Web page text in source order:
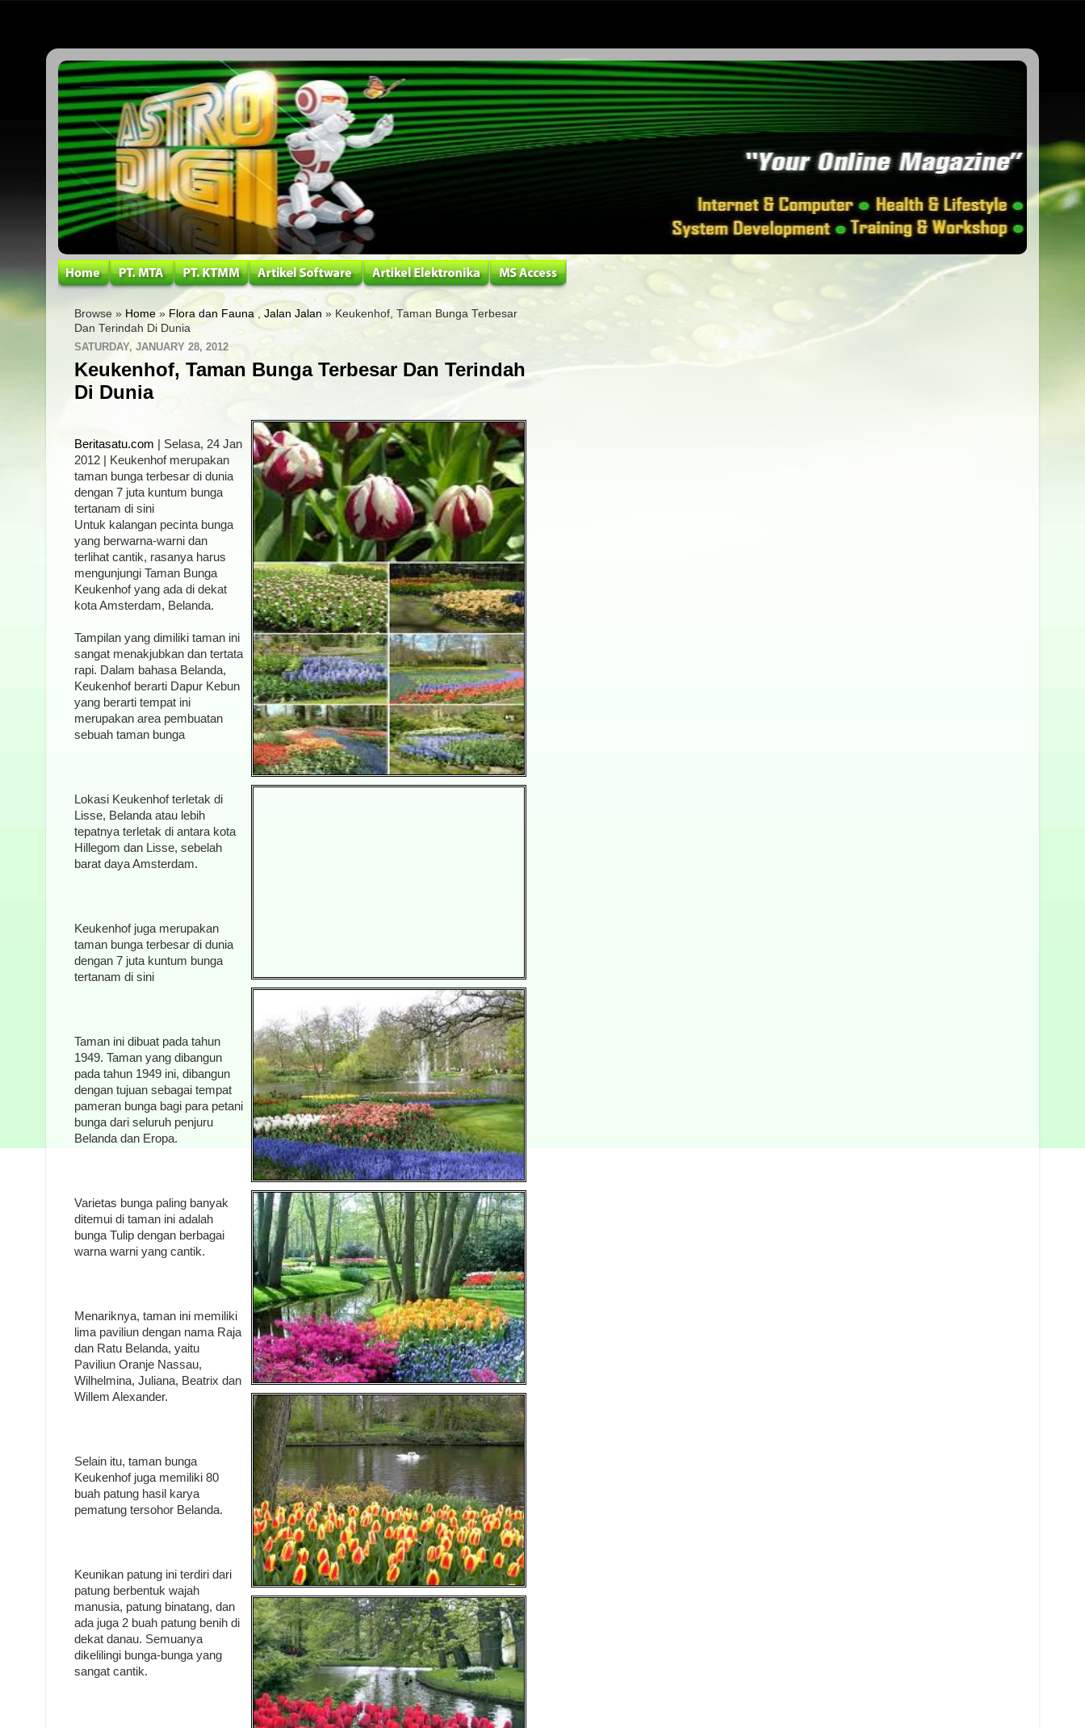
Browse » Home » Flora dan Fauna , Jalan Jalan » Keukenhof, Taman Bunga Terbesar
Dan Terindah Di Dunia
SATURDAY, JANUARY 28, 2012
Keukenhof, Taman Bunga Terbesar Dan Terindah
Di Dunia
Beritasatu.com | Selasa, 24 Jan
2012 | Keukenhof merupakan
taman bunga terbesar di dunia
dengan 7 juta kuntum bunga
tertanam di sini
Untuk kalangan pecinta bunga
yang berwarna-warni dan
terlihat cantik, rasanya harus
mengunjungi Taman Bunga
Keukenhof yang ada di dekat
kota Amsterdam, Belanda.
Tampilan yang dimiliki taman ini
sangat menakjubkan dan tertata
rapi. Dalam bahasa Belanda,
Keukenhof berarti Dapur Kebun
yang berarti tempat ini
merupakan area pembuatan
sebuah taman bunga
Lokasi Keukenhof terletak di
Lisse, Belanda atau lebih
tepatnya terletak di antara kota
Hillegom dan Lisse, sebelah
barat daya Amsterdam.
Keukenhof juga merupakan
taman bunga terbesar di dunia
dengan 7 juta kuntum bunga
tertanam di sini
Taman ini dibuat pada tahun
1949. Taman yang dibangun
pada tahun 1949 ini, dibangun
dengan tujuan sebagai tempat
pameran bunga bagi para petani
bunga dari seluruh penjuru
Belanda dan Eropa.
Varietas bunga paling banyak
ditemui di taman ini adalah
bunga Tulip dengan berbagai
warna warni yang cantik.
Menariknya, taman ini memiliki
lima paviliun dengan nama Raja
dan Ratu Belanda, yaitu
Paviliun Oranje Nassau,
Wilhelmina, Juliana, Beatrix dan
Willem Alexander.
Selain itu, taman bunga
Keukenhof juga memiliki 80
buah patung hasil karya
pematung tersohor Belanda.
Keunikan patung ini terdiri dari
patung berbentuk wajah
manusia, patung binatang, dan
ada juga 2 buah patung benih di
dekat danau. Semuanya
dikelilingi bunga-bunga yang
sangat cantik.